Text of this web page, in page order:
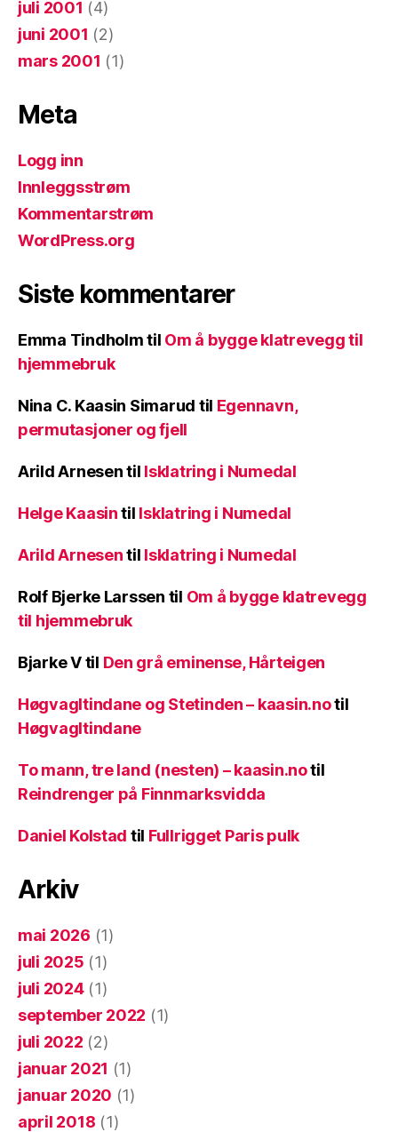
juli 2001 (4)
juni 2001 (2)
mars 2001 (1)
Meta
Logg inn
Innleggsstrøm
Kommentarstrøm
WordPress.org
Siste kommentarer
Emma Tindholmtil Om å bygge klatrevegg til
hjemmebruk
Nina C. Kaasin Simarud til Egennavn,
permutasjoner og fjell
Arild Arnesentil Isklatring i Numedal
Helge Kaasintil Isklatring i Numedal
Arild Arnesentil Isklatring i Numedal
Rolf Bjerke Larssen til Om å bygge klatrevegg
til hjemmebruk
Bjarke Vtil Den grå eminense, Hårteigen
Høgvagltindane og Stetinden – kaasin.notil
Høgvagltindane
To mann, tre land (nesten) – kaasin.notil
Reindrenger på Finnmarksvidda
Daniel Kolstad til Fullrigget Paris pulk
Arkiv
mai 2026 (1)
juli 2025 (1)
juli 2024(1)
september 2022 (1)
juli 2022 (2)
januar 2021 (1)
januar 2020 (1)
april 2018 (1)